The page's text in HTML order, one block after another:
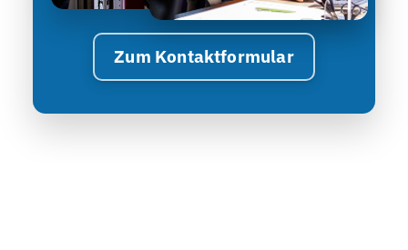
Zum Kontaktformular